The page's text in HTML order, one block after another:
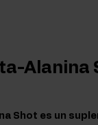
Alanina
Shot es un